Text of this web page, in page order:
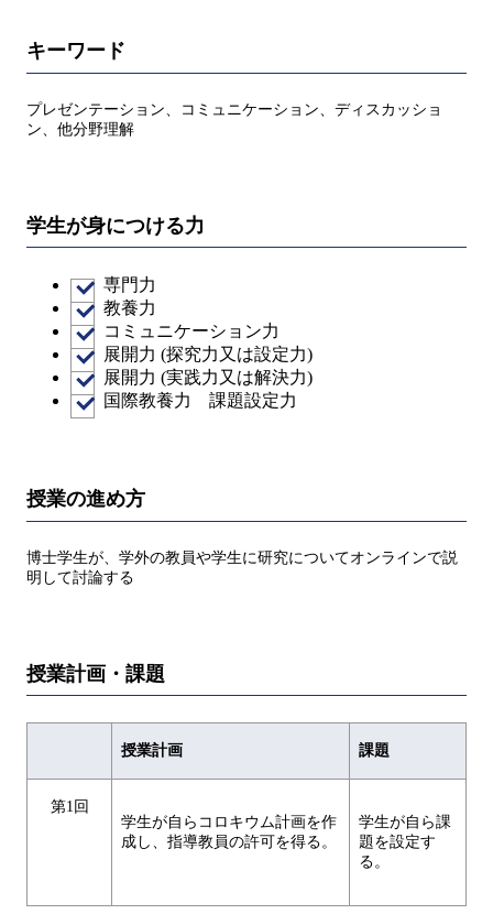
キーワード
プレゼンテーション、コミュニケーション、ディスカッショ
ン、他分野理解
学生が身につける力
専門力
教養力
コミュニケーション力
展開力 (探究力又は設定力)
展開力 (実践力又は解決力)
国際教養力 課題設定力
授業の進め方
博士学生が、学外の教員や学生に研究についてオンラインで説
明して討論する
授業計画・課題
授業計画 課題
第1回
学生が自らコロキウム計画を作
成し、指導教員の許可を得る。
学生が自ら課
題を設定す
る。